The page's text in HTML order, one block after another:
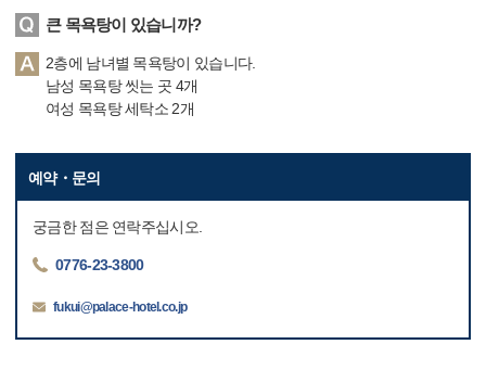
큰 목욕탕이 있습니까?
2층에 남녀별 목욕탕이 있습니다.
남성 목욕탕 씻는 곳 4개
여성 목욕탕 세탁소 2개
예약・문의
궁금한 점은 연락주십시오.
0776-23-3800
fukui@palace-hotel.co.jp